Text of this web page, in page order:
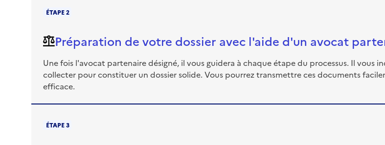
ÉTAPE 2
Préparation de votre dossier avec l'aide d'un avocat
Une fois l'avocat partenaire désigné, il vous guidera à chaque étape du processus. Il vous
collecter pour constituer un dossier solide. Vous pourrez transmettre ces documents
efficace.
ÉTAPE 3